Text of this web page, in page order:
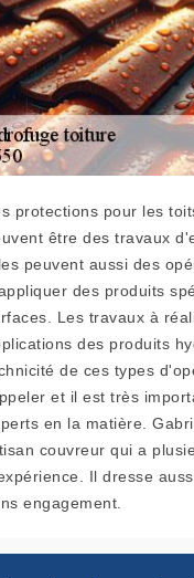
protections pour les
être des travaux
peuvent aussi des
des produits
Les travaux à
des produits
de ces types
et il est très
en la matière.
couvreur qui a
Il dresse
engagement.